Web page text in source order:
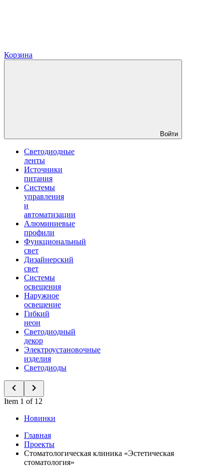
Корзина
Войти
Светодиодные
ленты
Источники
питания
Системы
управления
и
автоматизации
Алюминиевые
профили
Функциональный
свет
Дизайнерский
свет
Системы
освещения
Наружное
освещение
Гибкий
неон
Светодиодный
декор
Электроустановочные
изделия
Светодиоды
Item 1 of 12
Новинки
Главная
Проекты
Стоматологическая клиника «Эстетическая
стоматология»